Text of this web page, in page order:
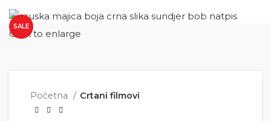
SALE
Click to enlarge
Početna Crtani filmovi